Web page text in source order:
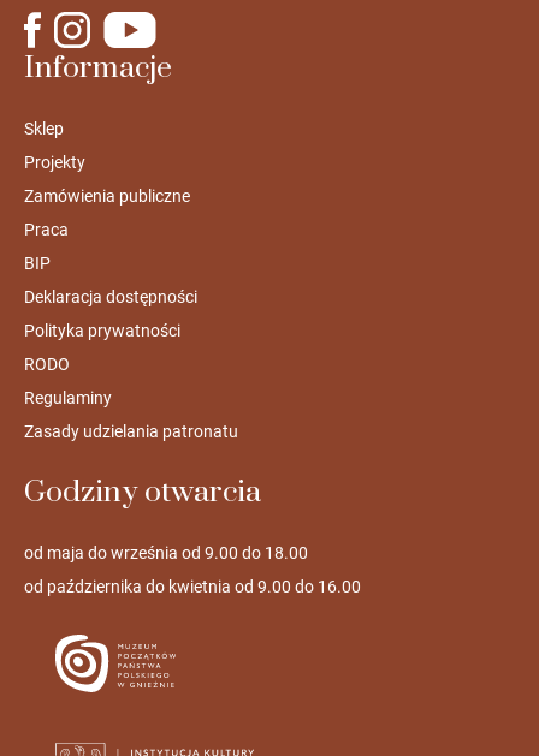
Informacje
Sklep
Projekty
Zamówienia publiczne
Praca
BIP
Deklaracja dostępności
Polityka prywatności
RODO
Regulaminy
Zasady udzielania patronatu
Godziny otwarcia
od maja do września od 9.00 do 18.00
od października do kwietnia od 9.00 do 16.00